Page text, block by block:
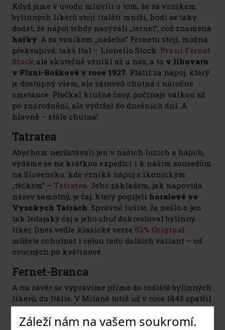
Záleží nám na vašem soukromí.
Když jsme v úvodu mluvili o tom, že za vznikem
bylinných likérů stojí italští mniši, hodí se taky
dodat, že nápoj tehdy nazývali „fernet”, což znamená
hořký . A za vznikem „našeho” Fernetu stojí, možná
překvapivě, také Ital – Lionello Stock. První Fernet
Stock ale skutečně vznikl až u nás, a to v lihovaru
v Plzni-Božkově v roce 1927 . Platil za nápoj, který
je dostupný všem, ale zároveň chutná i náročné
smetánce. Přečkal krušné časy, počínaje válkou až
po znárodnění, ale vydržel do dnešních dní. A
hlavně – stále chutná!
Tatratea
Abychom nezůstávali jen v našich luzích a hájích,
vydáme se na krátkou expedici i k našim sousedům
na Slovensko, kde vzniká nápoj s ikonickým
„téčkem” – Tatratea . Jeho základem, jak napovídá
název samotný, je čaj, který popíjeli horalové ve
Vysokých Tatrách . Správně tušíte, že nešlo o jen
tak ledajaký čaj a jeho chuť dokresloval bylinný
likér. Dnes vedle klasické verze 52% Original
můžete ochutnat i celou řadu dalších variant – od
ovocných po květinové.
Fernet-Branca
A na závěr se vypravíme přímo do rodiště bylinných
likérů, do Itálie. V Miláně totiž už v roce 1845 spatřil
světlo světa likérFernet-Branca, který měl původně
chránit před cholerou a horečkou. Velké